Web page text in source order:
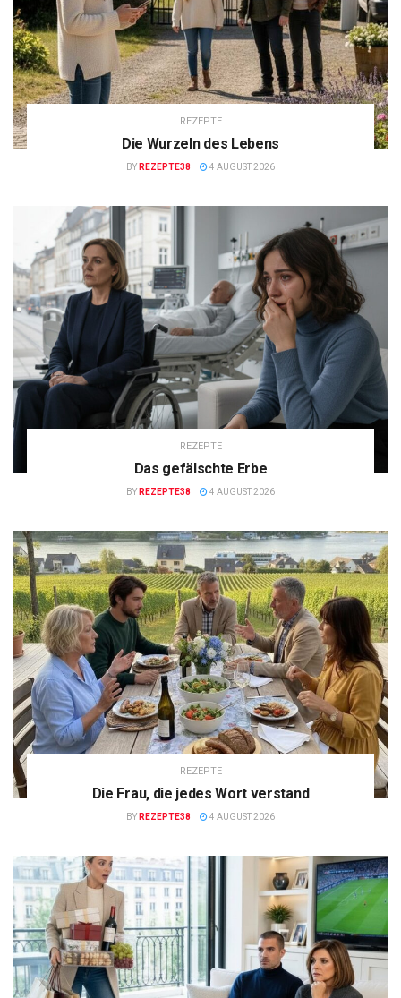
REZEPTE
Die Wurzeln des Lebens
BY REZEPTE38 4 AUGUST 2026
REZEPTE
Das gefälschte Erbe
BY REZEPTE38 4 AUGUST 2026
REZEPTE
Die Frau, die jedes Wort verstand
BY REZEPTE38 4 AUGUST 2026